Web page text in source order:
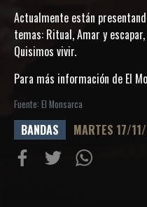
Actualmente están
temas: Ritual, Amar y
Quisimos vivir.
Para más información de El
Fuente: El Monsarca
BANDAS MARTES 17/